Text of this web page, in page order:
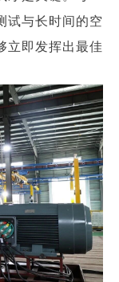
试与长时间的空
立即发挥出最佳